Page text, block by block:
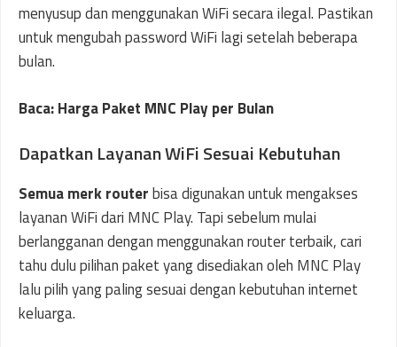
menyusup dan menggunakan WiFi secara ilegal. Pastikan
untuk mengubah password WiFi lagi setelah beberapa
bulan.
Baca: Harga Paket MNC Play per Bulan
Dapatkan Layanan WiFi Sesuai Kebutuhan
Semua merk routerbisa digunakan untuk mengakses
layanan WiFi dari MNC Play. Tapi sebelum mulai
berlangganan dengan menggunakan router terbaik, cari
tahu dulu pilihan paket yang disediakan oleh MNC Play
lalu pilih yang paling sesuai dengan kebutuhan internet
keluarga.